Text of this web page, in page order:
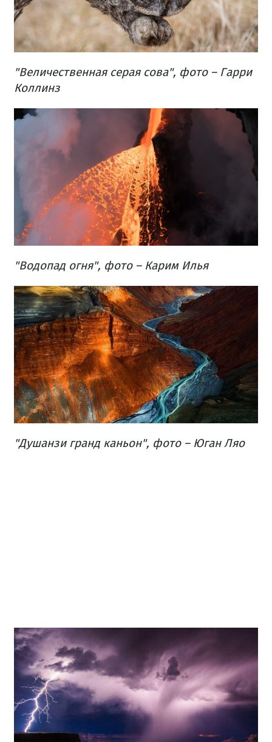
"Величественная серая сова", фото – Гарри
Коллинз
"Водопад огня", фото – Карим Илья
"Душанзи гранд каньон", фото – Юган Ляо